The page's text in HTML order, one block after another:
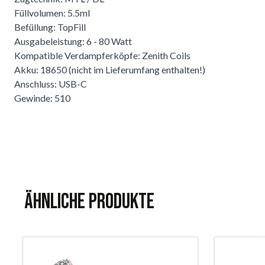
Füllvolumen: 5.5ml
Befüllung: TopFill
Ausgabeleistung: 6 - 80 Watt
Kompatible Verdampferköpfe: Zenith Coils
Akku: 18650 (nicht im Lieferumfang enthalten!)
Anschluss: USB-C
Gewinde: 510
Ähnliche Produkte
Das Navigieren durch die Elemente des Karussells ist mit
Karussell überspringen
Zur Karussell-Navigation